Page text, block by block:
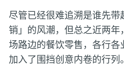
尽管已经很难追溯是谁先带
销」的风潮，但总之近两
场路边的餐饮零售，各行各
加入了围挡创意内卷的行列。